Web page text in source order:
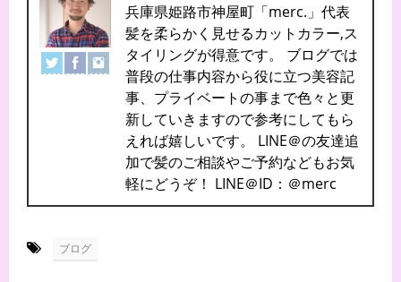
兵庫県姫路市神屋町「merc.」代表
髪を柔らかく見せるカットカラー,ス
タイリングが得意です。 ブログでは
普段の仕事内容から役に立つ美容記
事、プライベートの事まで色々と更
新していきますので参考にしてもら
えれば嬉しいです。 LINE＠の友達追
加で髪のご相談やご予約などもお気
軽にどうぞ！ LINE＠ID：＠merc
ブログ